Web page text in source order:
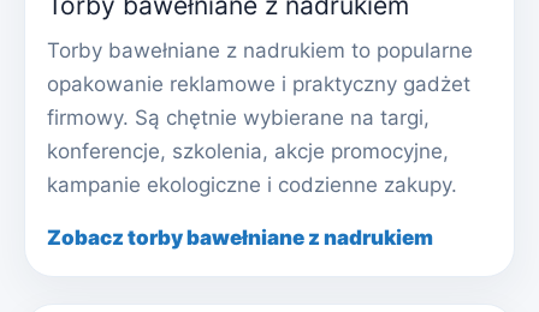
Torby bawełniane z nadrukiem to popularne
opakowanie reklamowe i praktyczny gadżet
firmowy. Są chętnie wybierane na targi,
konferencje, szkolenia, akcje promocyjne,
kampanie ekologiczne i codzienne zakupy.
Zobacz torby bawełniane z nadrukiem